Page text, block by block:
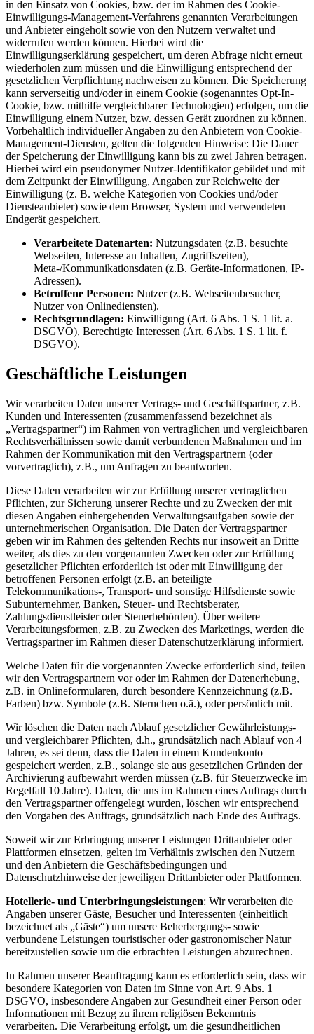
in den Einsatz von Cookies, bzw. der im Rahmen des Cookie-
Einwilligungs-Management-Verfahrens genannten Verarbeitungen
und Anbieter eingeholt sowie von den Nutzern verwaltet und
widerrufen werden können. Hierbei wird die
Einwilligungserklärung gespeichert, um deren Abfrage nicht erneut
wiederholen zum müssen und die Einwilligung entsprechend der
gesetzlichen Verpflichtung nachweisen zu können. Die Speicherung
kann serverseitig und/oder in einem Cookie (sogenanntes Opt-In-
Cookie, bzw. mithilfe vergleichbarer Technologien) erfolgen, um die
Einwilligung einem Nutzer, bzw. dessen Gerät zuordnen zu können.
Vorbehaltlich individueller Angaben zu den Anbietern von Cookie-
Management-Diensten, gelten die folgenden Hinweise: Die Dauer
der Speicherung der Einwilligung kann bis zu zwei Jahren betragen.
Hierbei wird ein pseudonymer Nutzer-Identifikator gebildet und mit
dem Zeitpunkt der Einwilligung, Angaben zur Reichweite der
Einwilligung (z. B. welche Kategorien von Cookies und/oder
Diensteanbieter) sowie dem Browser, System und verwendeten
Endgerät gespeichert.
Verarbeitete Datenarten: Nutzungsdaten (z.B. besuchte
Webseiten, Interesse an Inhalten, Zugriffszeiten),
Meta-/Kommunikationsdaten (z.B. Geräte-Informationen, IP-
Adressen).
Betroffene Personen: Nutzer (z.B. Webseitenbesucher,
Nutzer von Onlinediensten).
Rechtsgrundlagen: Einwilligung (Art. 6 Abs. 1 S. 1 lit. a.
DSGVO), Berechtigte Interessen (Art. 6 Abs. 1 S. 1 lit. f.
DSGVO).
Geschäftliche Leistungen
Wir verarbeiten Daten unserer Vertrags- und Geschäftspartner, z.B.
Kunden und Interessenten (zusammenfassend bezeichnet als
„Vertragspartner“) im Rahmen von vertraglichen und vergleichbaren
Rechtsverhältnissen sowie damit verbundenen Maßnahmen und im
Rahmen der Kommunikation mit den Vertragspartnern (oder
vorvertraglich), z.B., um Anfragen zu beantworten.
Diese Daten verarbeiten wir zur Erfüllung unserer vertraglichen
Pflichten, zur Sicherung unserer Rechte und zu Zwecken der mit
diesen Angaben einhergehenden Verwaltungsaufgaben sowie der
unternehmerischen Organisation. Die Daten der Vertragspartner
geben wir im Rahmen des geltenden Rechts nur insoweit an Dritte
weiter, als dies zu den vorgenannten Zwecken oder zur Erfüllung
gesetzlicher Pflichten erforderlich ist oder mit Einwilligung der
betroffenen Personen erfolgt (z.B. an beteiligte
Telekommunikations-, Transport- und sonstige Hilfsdienste sowie
Subunternehmer, Banken, Steuer- und Rechtsberater,
Zahlungsdienstleister oder Steuerbehörden). Über weitere
Verarbeitungsformen, z.B. zu Zwecken des Marketings, werden die
Vertragspartner im Rahmen dieser Datenschutzerklärung informiert.
Welche Daten für die vorgenannten Zwecke erforderlich sind, teilen
wir den Vertragspartnern vor oder im Rahmen der Datenerhebung,
z.B. in Onlineformularen, durch besondere Kennzeichnung (z.B.
Farben) bzw. Symbole (z.B. Sternchen o.ä.), oder persönlich mit.
Wir löschen die Daten nach Ablauf gesetzlicher Gewährleistungs-
und vergleichbarer Pflichten, d.h., grundsätzlich nach Ablauf von 4
Jahren, es sei denn, dass die Daten in einem Kundenkonto
gespeichert werden, z.B., solange sie aus gesetzlichen Gründen der
Archivierung aufbewahrt werden müssen (z.B. für Steuerzwecke im
Regelfall 10 Jahre). Daten, die uns im Rahmen eines Auftrags durch
den Vertragspartner offengelegt wurden, löschen wir entsprechend
den Vorgaben des Auftrags, grundsätzlich nach Ende des Auftrags.
Soweit wir zur Erbringung unserer Leistungen Drittanbieter oder
Plattformen einsetzen, gelten im Verhältnis zwischen den Nutzern
und den Anbietern die Geschäftsbedingungen und
Datenschutzhinweise der jeweiligen Drittanbieter oder Plattformen.
Hotellerie- und Unterbringungsleistungen: Wir verarbeiten die
Angaben unserer Gäste, Besucher und Interessenten (einheitlich
bezeichnet als „Gäste“) um unsere Beherbergungs- sowie
verbundene Leistungen touristischer oder gastronomischer Natur
bereitzustellen sowie um die erbrachten Leistungen abzurechnen.
In Rahmen unserer Beauftragung kann es erforderlich sein, dass wir
besondere Kategorien von Daten im Sinne von Art. 9 Abs. 1
DSGVO, insbesondere Angaben zur Gesundheit einer Person oder
Informationen mit Bezug zu ihrem religiösen Bekenntnis
verarbeiten. Die Verarbeitung erfolgt, um die gesundheitlichen